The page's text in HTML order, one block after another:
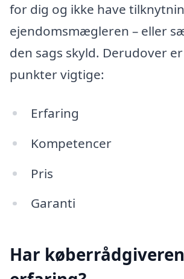
for dig og ikke have
ejendomsmægleren – eller
den sags skyld. Derudover
punkter vigtige:
Erfaring
Kompetencer
Pris
Garanti
Har